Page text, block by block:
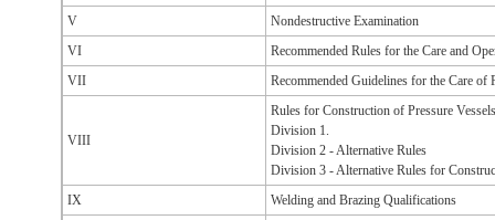
V
Nondestructive Examination
VI
Recommended Rules for the Care and
VII
Recommended Guidelines for the Care of
VIII
Rules for Construction of Pressure Vessels
Division 1.
Division 2 - Alternative Rules
Division 3 - Alternative Rules for
IX
Welding and Brazing Qualifications